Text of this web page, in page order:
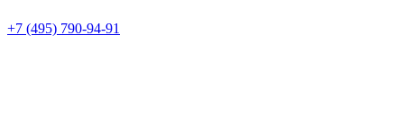
+7 (495) 790-94-91